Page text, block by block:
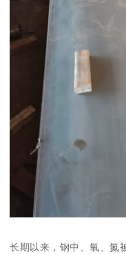
长期以来，钢中、氧、氮